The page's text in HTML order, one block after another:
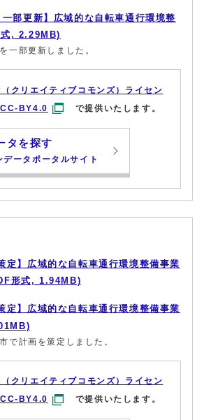
一部更新】広域的な自転車通行環境整
, 2.29MB)
一部更新しました。
クリエイティブコモンズ）ライセン
CC-BY4.0 で提供いたします。
タを探す
ータポータルサイト
定】広域的な自転車通行環境整備事業
形式, 1.94MB)
定】広域的な自転車通行環境整備事業
で計画を策定しました。
クリエイティブコモンズ）ライセン
CC-BY4.0 で提供いたします。